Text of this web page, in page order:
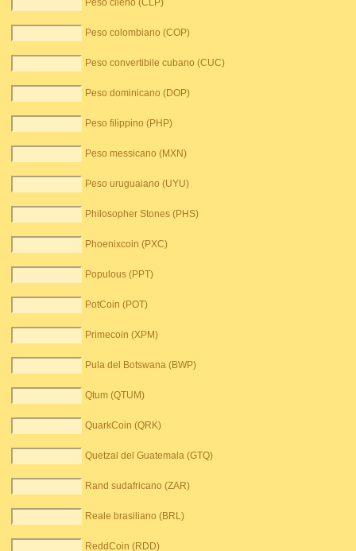
Peso cileno (CLP)
Peso colombiano (COP)
Peso convertibile cubano (CUC)
Peso dominicano (DOP)
Peso filippino (PHP)
Peso messicano (MXN)
Peso uruguaiano (UYU)
Philosopher Stones (PHS)
Phoenixcoin (PXC)
Populous (PPT)
PotCoin (POT)
Primecoin (XPM)
Pula del Botswana (BWP)
Qtum (QTUM)
QuarkCoin (QRK)
Quetzal del Guatemala (GTQ)
Rand sudafricano (ZAR)
Reale brasiliano (BRL)
ReddCoin (RDD)